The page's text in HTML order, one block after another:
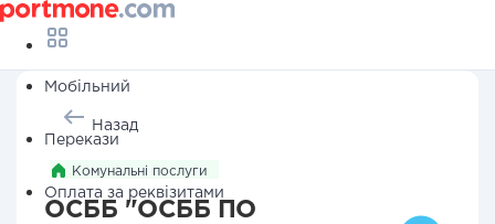
Мобільний
Перекази
Оплата за реквізитами
Назад
Комунальні послуги
ОСББ "ОСББ ПО